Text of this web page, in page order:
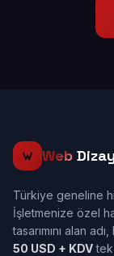
Web
Türkiye geneline
İşletmenize özel
tasarımını alan
50 USD + KDVtek